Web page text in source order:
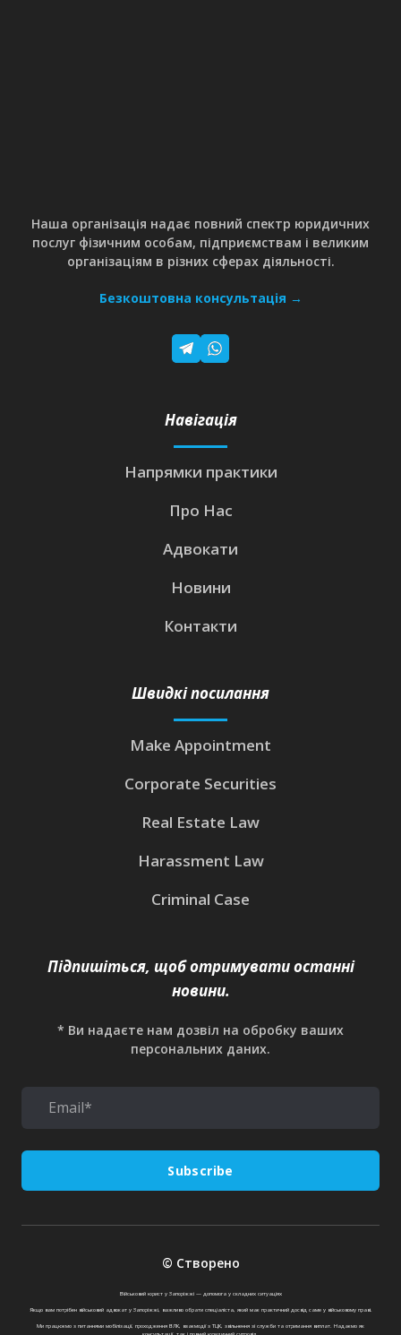
Наша організація надає повний спектр юридичних
послуг фізичним особам, підприємствам і великим
організаціям в різних сферах діяльності.
Безкоштовна консультація →
Навігація
Напрямки практики
Про Нас
Адвокати
Новини
Контакти
Швидкі посилання
Make Appointment
Corporate Securities
Real Estate Law
Harassment Law
Criminal Case
Підпишіться, щоб отримувати останні
новини.
* Ви надаєте нам дозвіл на обробку ваших
персональних даних.
Subscribe
© Створено
Військовий юрист у Запоріжжі — допомога у складних ситуаціях
Якщо вам потрібен військовий адвокат у Запоріжжі, важливо обрати спеціаліста, який має практичний досвід саме у військовому праві.
Ми працюємо з питаннями мобілізації, проходження ВЛК, взаємодії з ТЦК, звільнення зі служби та отримання виплат. Надаємо як